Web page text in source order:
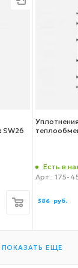
SW26
Есть в
Арт.: 175-
386 руб.
ПОКАЗАТЬ ЕЩЕ